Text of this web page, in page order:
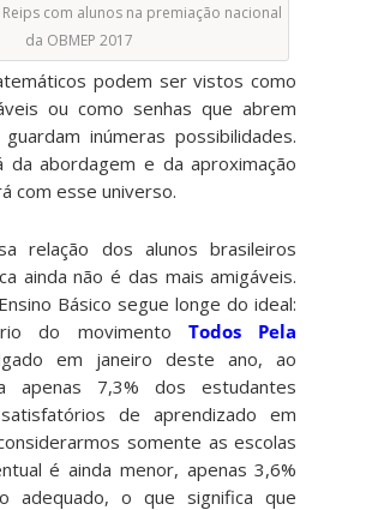
com alunos na premiação nacional
da OBMEP 2017
podem ser vistos como
ou como senhas que abrem
inúmeras possibilidades.
da abordagem e da aproximação
com esse universo.
relação dos alunos brasileiros
ainda não é das mais amigáveis.
Básico segue longe do ideal:
do movimento Todos Pela
em janeiro deste ano, ao
apenas 7,3% dos estudantes
de aprendizado em
somente as escolas
é ainda menor, apenas 3,6%
adequado, o que significa que